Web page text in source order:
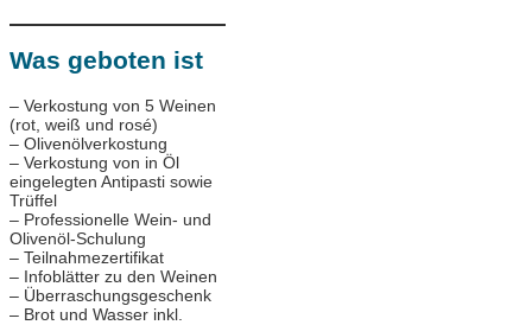
Was geboten ist
– Verkostung von 5 Weinen
(rot, weiß und rosé)
– Olivenölverkostung
– Verkostung von in Öl
eingelegten Antipasti sowie
Trüffel
– Professionelle Wein- und
Olivenöl-Schulung
– Teilnahmezertifikat
– Infoblätter zu den Weinen
– Überraschungsgeschenk
– Brot und Wasser inkl.